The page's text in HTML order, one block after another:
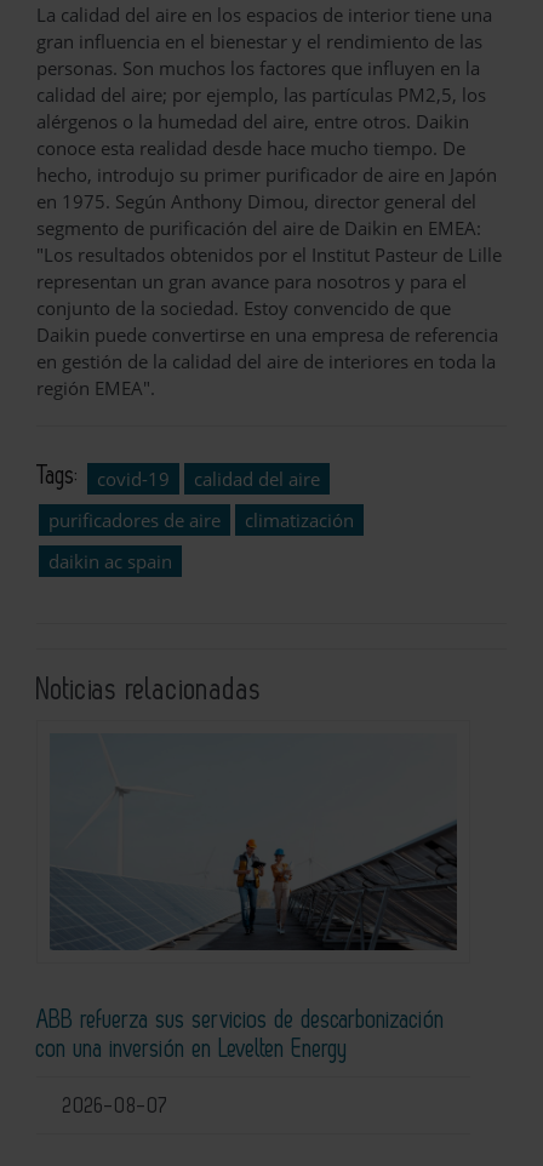
La calidad del aire en los espacios de interior tiene una
gran influencia en el bienestar y el rendimiento de las
personas. Son muchos los factores que influyen en la
calidad del aire; por ejemplo, las partículas PM2,5, los
alérgenos o la humedad del aire, entre otros. Daikin
conoce esta realidad desde hace mucho tiempo. De
hecho, introdujo su primer purificador de aire en Japón
en 1975. Según Anthony Dimou, director general del
segmento de purificación del aire de Daikin en EMEA:
"Los resultados obtenidos por el Institut Pasteur de Lille
representan un gran avance para nosotros y para el
conjunto de la sociedad. Estoy convencido de que
Daikin puede convertirse en una empresa de referencia
en gestión de la calidad del aire de interiores en toda la
región EMEA".
Tags: covid-19
calidad del aire
purificadores de aire
climatización
daikin ac spain
Noticias relacionadas
ABB refuerza sus servicios de descarbonización
con una inversión en Levelten Energy
2026-08-07